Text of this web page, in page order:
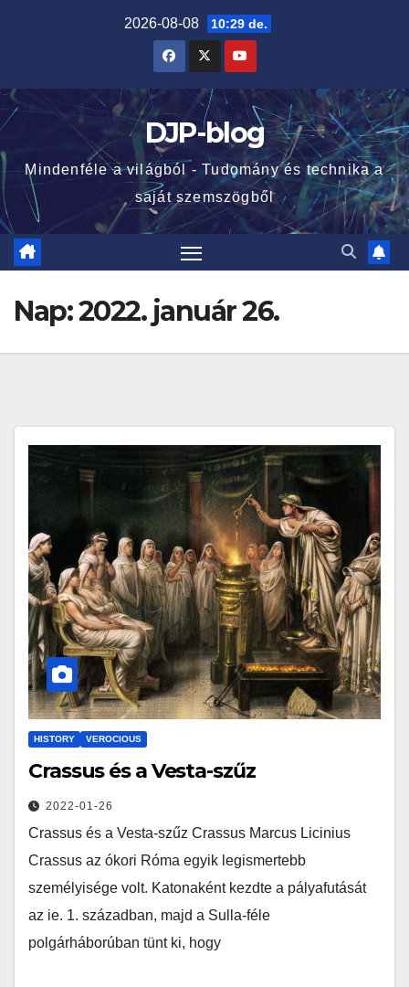
2026-08-08 10:29 de.
DJP-blog
Mindenféle a világból - Tudomány és technika a
saját szemszögből
Nap:2022. január 26.
HISTORY VEROCIOUS
Crassus és a Vesta-szűz
2022-01-26
Crassus és a Vesta-szűz Crassus Marcus Licinius
Crassus az ókori Róma egyik legismertebb
személyisége volt. Katonaként kezdte a pályafutását
az ie. 1. században, majd a Sulla-féle
polgárháborúban tünt ki, hogy